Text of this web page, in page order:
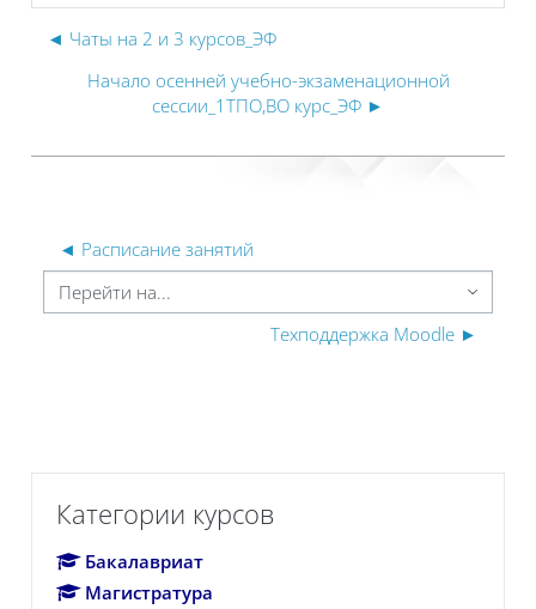
◄ Чаты на 2 и 3 курсов_ЭФ
Начало осенней учебно-экзаменационной
сессии_1ТПО,ВО курс_ЭФ ►
◄ Расписание занятий
на...
Техподдержка Moodle ►
Категории курсов
Бакалавриат
Магистратура